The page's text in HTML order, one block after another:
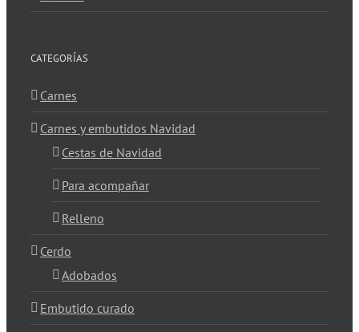
CATEGORÍAS
Carnes
Carnes y embutidos Navidad
Cestas de Navidad
Para acompañar
Relleno
Cerdo
Adobados
Embutido curado